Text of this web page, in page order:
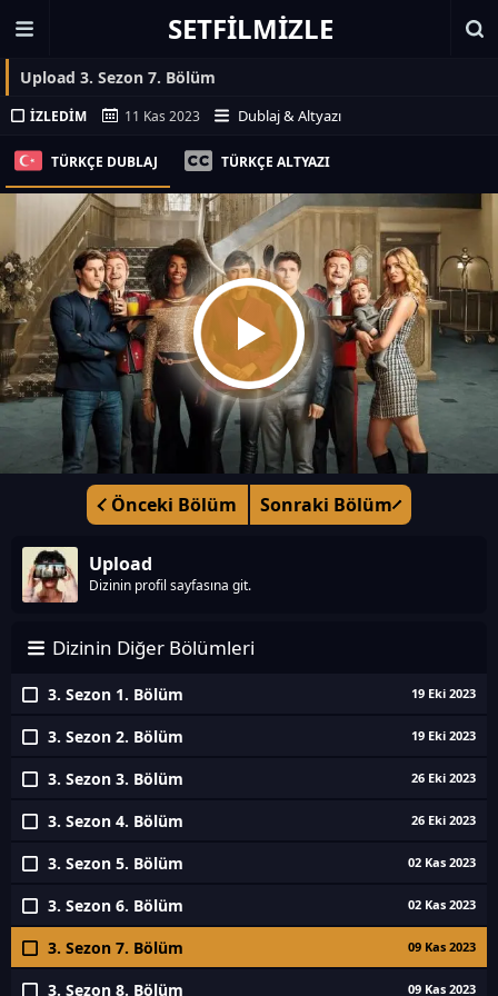
SETFILMIZLE
Upload 3. Sezon 7. Bölüm
İZLEDIM 11 Kas 2023 Dublaj & Altyazı
TÜRKÇE DUBLAJ TÜRKÇE ALTYAZI
Önceki Bölüm Sonraki Bölüm
Upload
Dizinin profil sayfasına git.
Dizinin Diğer Bölümleri
3. Sezon 1. Bölüm 19 Eki 2023
3. Sezon 2. Bölüm 19 Eki 2023
3. Sezon 3. Bölüm 26 Eki 2023
3. Sezon 4. Bölüm 26 Eki 2023
3. Sezon 5. Bölüm 02 Kas 2023
3. Sezon 6. Bölüm 02 Kas 2023
3. Sezon 7. Bölüm 09 Kas 2023
3. Sezon 8. Bölüm 09 Kas 2023